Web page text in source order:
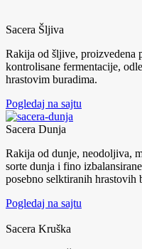
Sacera Šljiva
Rakija od šljive, proizvedena
kontrolisane fermentacije,
hrastovim buradima.
Pogledaj na sajtu
Sacera Dunja
Rakija od dunje, neodoljiva,
sorte dunja i fino
posebno selktiranih hrastovih
Pogledaj na sajtu
Sacera Kruška